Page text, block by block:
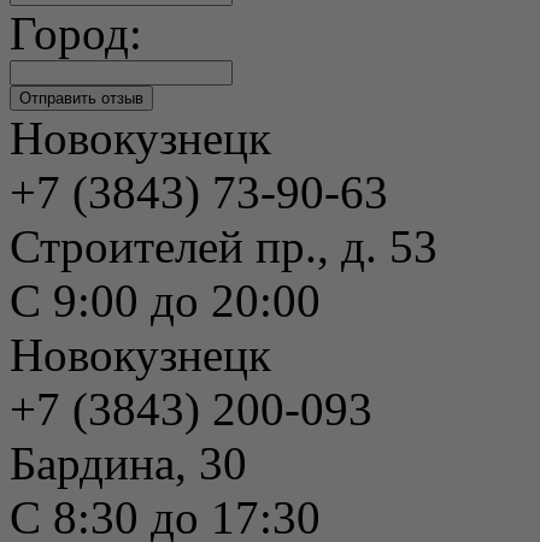
Город:
Новокузнецк
+7 (3843) 73-90-63
Строителей пр., д. 53
С 9:00 до 20:00
Новокузнецк
+7 (3843) 200-093
Бардина, 30
С 8:30 до 17:30